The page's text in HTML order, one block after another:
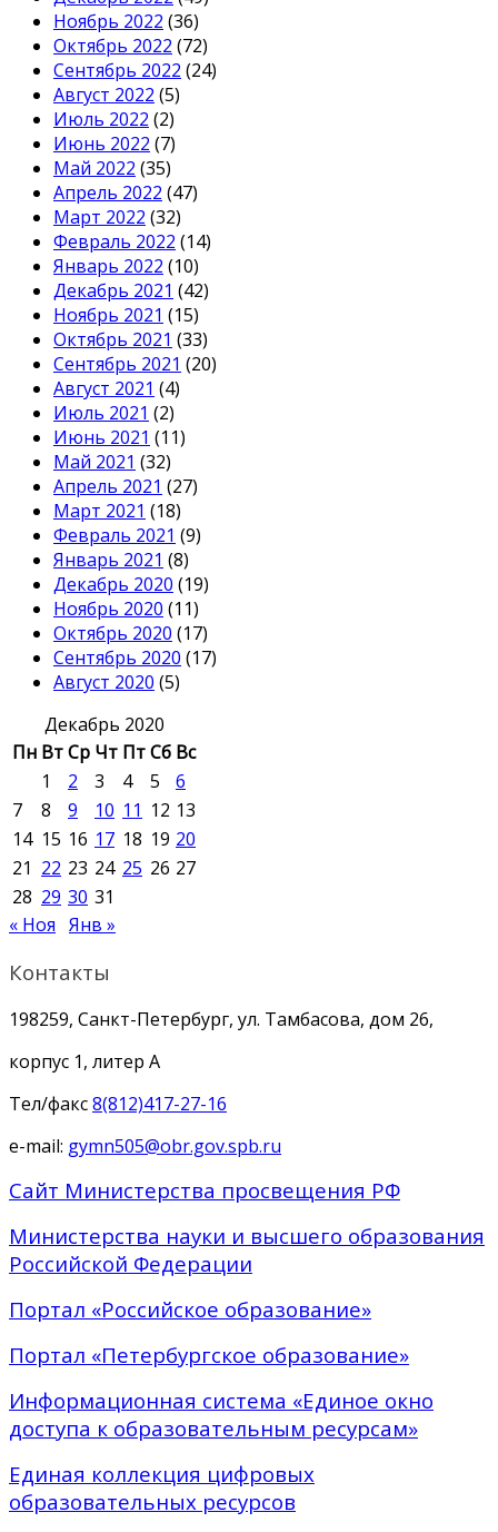
Ноябрь 2022 (36)
Октябрь 2022 (72)
Сентябрь 2022 (24)
Август 2022 (5)
Июль 2022 (2)
Июнь 2022 (7)
Май 2022 (35)
Апрель 2022 (47)
Март 2022 (32)
Февраль 2022 (14)
Январь 2022 (10)
Декабрь 2021 (42)
Ноябрь 2021 (15)
Октябрь 2021 (33)
Сентябрь 2021 (20)
Август 2021 (4)
Июль 2021 (2)
Июнь 2021 (11)
Май 2021 (32)
Апрель 2021 (27)
Март 2021 (18)
Февраль 2021 (9)
Январь 2021 (8)
Декабрь 2020 (19)
Ноябрь 2020 (11)
Октябрь 2020 (17)
Сентябрь 2020 (17)
Август 2020 (5)
Декабрь 2020
Пн ВтСр Чт ПтСб Вс
1
2 3 4 5
6
7
8 9 10 11 12 13
14 15 16 17 18 19 20
21 22 23 24 25 26 27
28 29 30 31
« Ноя Янв »
Контакты
198259, Санкт-Петербург, ул. Тамбасова, дом 26,
корпус 1, литер А
Тел/факс8(812)417-27-16
e-mail: gymn505@obr.gov.spb.ru
Сайт Министерства просвещения РФ
Министерства науки и высшего образования
Российской Федерации
Портал «Российское образование»
Портал «Петербургское образование»
Информационная система «Единое окно
доступа к образовательным ресурсам»
Единая коллекция цифровых
образовательных ресурсов